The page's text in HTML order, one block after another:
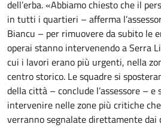
dell’erba. «Abbiamo chiesto che il
in tutti i quartieri – afferma
Biancu – per rimuovere da subito le
operai stanno intervenendo a Serra
cui i lavori erano più urgenti, nella
centro storico. Le squadre si
della città – conclude l’assessore – e
intervenire nelle zone più critiche
verranno segnalate direttamente dai